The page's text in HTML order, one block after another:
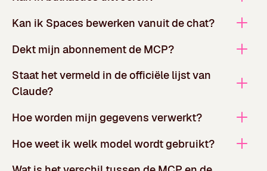
Kan ik Spaces bewerken vanuit de chat?
Dekt mijn abonnement de MCP?
Staat het vermeld in de officiële lijst van
Claude?
Hoe worden mijn gegevens verwerkt?
Hoe weet ik welk model wordt gebruikt?